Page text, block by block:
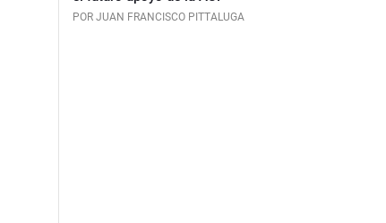
POR JUAN FRANCISCO PITTALUGA